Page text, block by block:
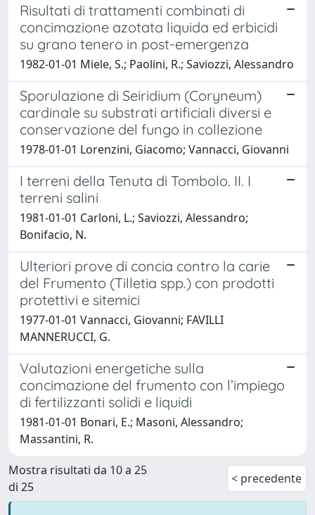
Risultati di trattamenti combinati di
concimazione azotata liquida ed erbicidi
su grano tenero in post-emergenza
1982-01-01 Miele, S.; Paolini, R.; Saviozzi, Alessandro
Sporulazione di Seiridium (Coryneum)
cardinale su substrati artificiali diversi e
conservazione del fungo in collezione
1978-01-01 Lorenzini, Giacomo; Vannacci, Giovanni
I terreni della Tenuta di Tombolo. II. I
terreni salini
1981-01-01 Carloni, L.; Saviozzi, Alessandro;
Bonifacio, N.
Ulteriori prove di concia contro la carie
del Frumento (Tilletia spp.) con prodotti
protettivi e sitemici
1977-01-01 Vannacci, Giovanni; FAVILLI
MANNERUCCI, G.
Valutazioni energetiche sulla
concimazione del frumento con l’impiego
di fertilizzanti solidi e liquidi
1981-01-01 Bonari, E.; Masoni, Alessandro;
Massantini, R.
Mostra risultati da 10 a 25
di 25
< precedente